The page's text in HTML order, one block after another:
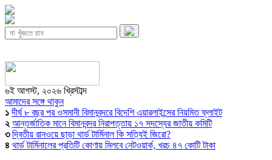
৬ই আগস্ট, ২০২৬ খ্রিস্টাব্দ
আমাদের সঙ্গে থাকুন
১ দীর্ঘ ৮ বছর পর ওসমানী বিমানবন্দরে বিদেশি এয়ারলাইন্সের নিয়মিত ফ্লাইট
২ আন্তর্জাতিক মানে বিমানবন্দর নিরাপত্তায় ১৭ সদস্যের জাতীয় কমিটি
৩ দ্বিতীয় রানওয়ে ছাড়া থার্ড টার্মিনাল কি সত্যিই জিরো?
৪ থার্ড টার্মিনালের প্রতিটি কোণায় মিলবে নেটওয়ার্ক, খরচ ৪৭ কোটি টাকা